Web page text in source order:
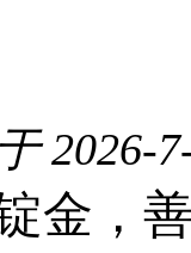
2026-
金，